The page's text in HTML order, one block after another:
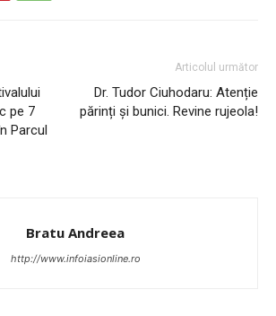
pe 7
Parcul
Articolul următor
Dr. Tudor Ciuhodaru: Atenție
părinți și bunici. Revine rujeola!
Bratu Andreea
http://www.infoiasionline.ro